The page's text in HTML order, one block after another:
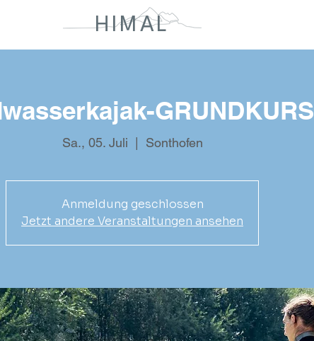
HIMAL
GRUNDKURS
Sa., 05. Juli Sonthofen
Anmeldung geschlossen
Jetzt andere Veranstaltungen ansehen